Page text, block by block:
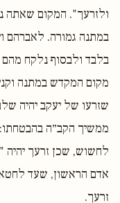
ולזרעך". המקום שאתה
במתנה גמורה. לאברהם
בלבד ולבסוף נלקח מהם
מקום המקדש במתנה
שזרעו של יעקב יהיה
ממשיך הקב״ה
לחשוש, שכן זרעך יהיה
אדם הראשון, שעד
זרעך.